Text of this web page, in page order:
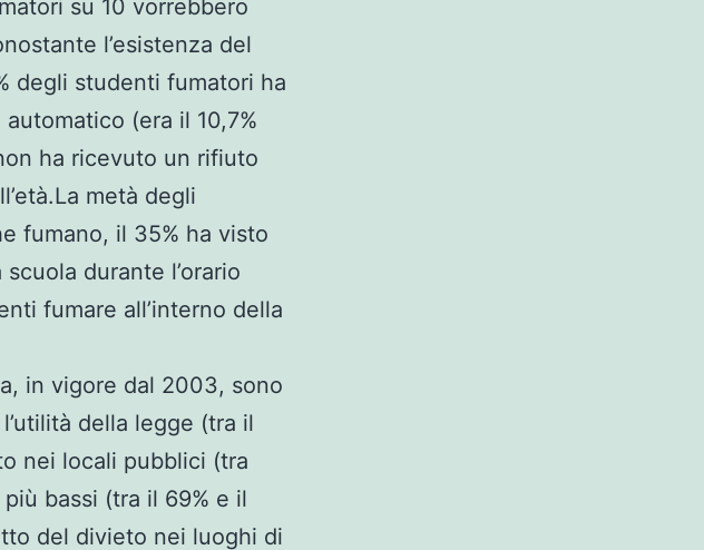
su 10 vorrebbero
l’esistenza del
degli studenti fumatori ha
(era il 10,7%
ha ricevuto un rifiuto
metà degli
fumano, il 35% ha visto
durante l’orario
fumare all’interno della
in vigore dal 2003, sono
della legge (tra il
nei locali pubblici (tra
bassi (tra il 69% e il
del divieto nei luoghi di